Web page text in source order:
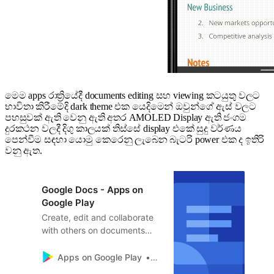
මෙම apps රාත්‍රියේදී documents editing සහ viewing කටයුතු වලට
භාවිතා කිරීමේදි dark theme එක යෙදිමෙන් ඔවුන්ගේ ඇස් වලට
පහසුවක් ඇති වෙනු ඇති අතර AMOLED Display ඇති ජංගම
දුරකථන වලදී දිගු කාලයක් තිස්සේ display එකේ සුදු වර්ණය
පෙන්වීම සඳහා යොමු කෙරෙනු ලැබෙන බැටරි power එක ද ඉතිරි
වනු ඇත.
Google Docs - Apps on
Google Play
Create, edit and collaborate
with others on documents
tablet with the Google Docs
Apps on Google Play Google LLC